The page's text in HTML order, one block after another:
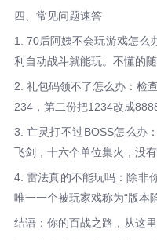
四、常见问题速答
1. 70后阿姨不会玩游戏怎么
利自动战斗就能玩。不懂的随
2. 礼包码领不了怎么办：检
234，第二份把1234改成
3. 亡灵打不过BOSS怎么办
飞剑，十六个单位集火，没有
4. 雷法真的不能玩吗：除非
唯一一个被玩家戏称为“版本
结语：你的百战之路，从这